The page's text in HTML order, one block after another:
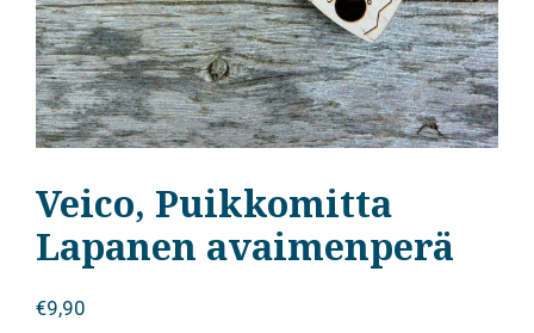
Veico, Puikkomitta
Lapanen avaimenperä
€9,90